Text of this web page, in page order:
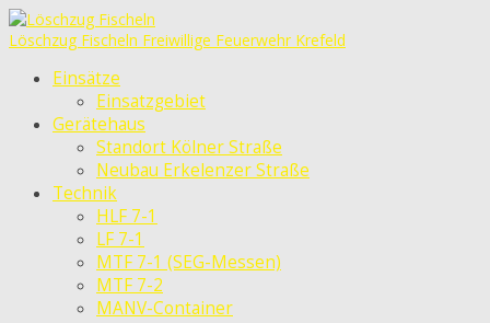
Löschzug Fischeln Freiwillige Feuerwehr Krefeld
Einsätze
Einsatzgebiet
Gerätehaus
Standort Kölner Straße
Neubau Erkelenzer Straße
Technik
HLF 7-1
LF 7-1
MTF 7-1 (SEG-Messen)
MTF 7-2
MANV-Container